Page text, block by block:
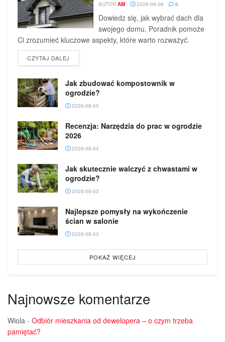
AUTOR AM 2026-08-06 0
Dowiedz się, jak wybrać dach dla
swojego domu. Poradnik pomoże
Ci zrozumieć kluczowe aspekty, które warto rozważyć.
CZYTAJ DALEJ
Jak zbudować kompostownik w
ogrodzie?
2026-08-05
Recenzja: Narzędzia do prac w ogrodzie
2026
2026-08-04
Jak skutecznie walczyć z chwastami w
ogrodzie?
2026-08-03
Najlepsze pomysły na wykończenie
ścian w salonie
2026-08-02
POKAŻ WIĘCEJ
Najnowsze komentarze
Wiola - Odbiór mieszkania od dewelopera – o czym trzeba
pamiętać?